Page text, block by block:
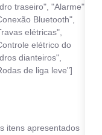
de liga leve"]
itens apresentados